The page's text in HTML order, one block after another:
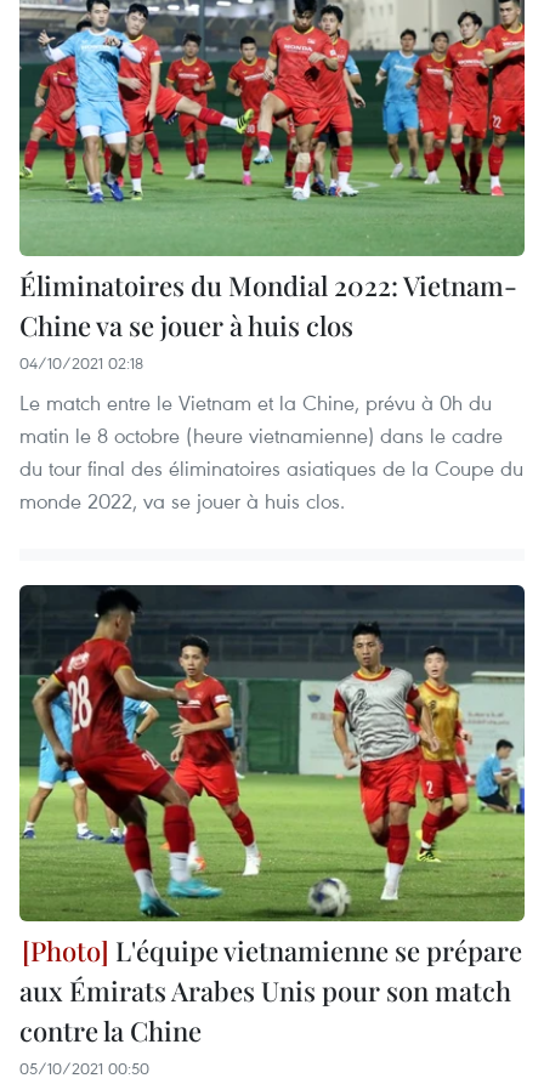
Éliminatoires du Mondial 2022: Vietnam-
Chine va se jouer à huis clos
04/10/2021 02:18
Le match entre le Vietnam et la Chine, prévu à 0h du
matin le 8 octobre (heure vietnamienne) dans le cadre
du tour final des éliminatoires asiatiques de la Coupe du
monde 2022, va se jouer à huis clos.
L'équipe vietnamienne se prépare
aux Émirats Arabes Unis pour son match
contre la Chine
05/10/2021 00:50